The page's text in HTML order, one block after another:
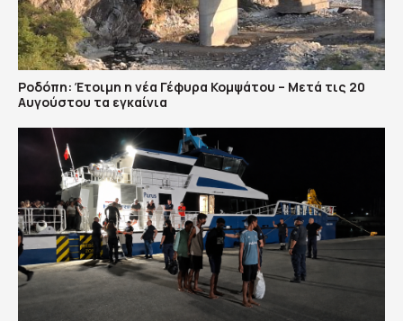
Ροδόπη: Έτοιμη η νέα Γέφυρα Κομψάτου – Μετά τις 20
Αυγούστου τα εγκαίνια